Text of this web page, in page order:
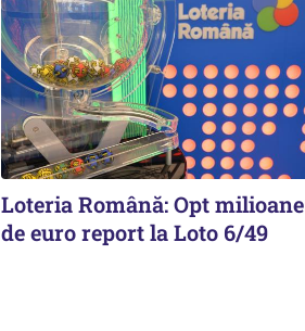
Loteria Română: Opt milioane
de euro report la Loto 6/49